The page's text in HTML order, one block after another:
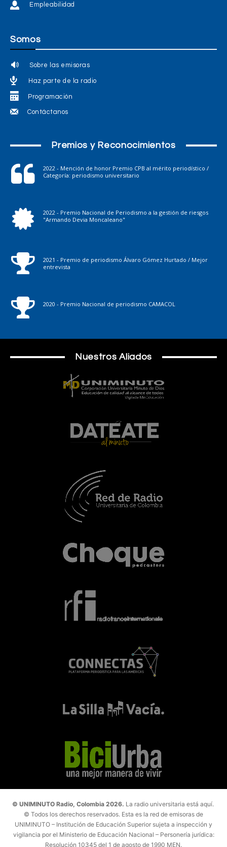
Empleabilidad
Somos
Sobre las emisoras
Haz parte de la radio
Programación
Contáctanos
Premios y Reconocimientos
2022 - Mención de honor Premio CPB al mérito periodístico /
Categoría: periodismo universitario
2022 - Premio Nacional de Periodismo a la gestión de riesgos
"Armando Devia Moncaleano"
2021 - Premio de periodismo Álvaro Gómez Hurtado / Mejor
entrevista
2020 - Premio Nacional de periodismo CAMACOL
Nuestros Aliados
© UNIMINUTO Radio, Colombia 2026. La radio universitaria está aquí.
© Todos los derechos reservados. Esta es la red de emisoras de
UNIMINUTO – Institución de Educación Superior sujeta a inspección y
vigilancia por el Ministerio de Educación Nacional – Personería jurídica:
Resolución 10345 del 1 de agosto de 1990 MEN.